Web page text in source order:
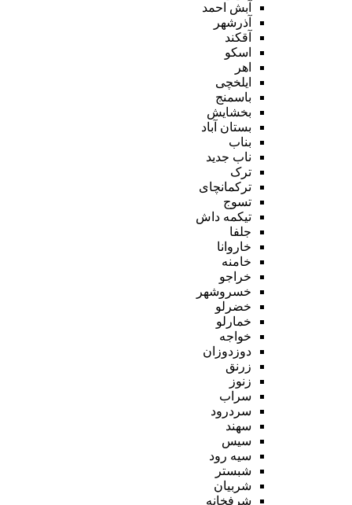
آبش احمد
آذرشهر
آقکند
اسکو
اهر
ایلخچی
باسمنج
بخشایش
بستان آباد
بناب
ناب جدید
ترک
ترکمانچای
تسوج
تیکمه داش
جلفا
خاروانا
خامنه
خراجو
خسروشهر
خضرلو
خمارلو
خواجه
دوزدوزان
زرنق
زنوز
سراب
سردرود
سهند
سیس
سیه رود
شبستر
شربیان
شرفخانه